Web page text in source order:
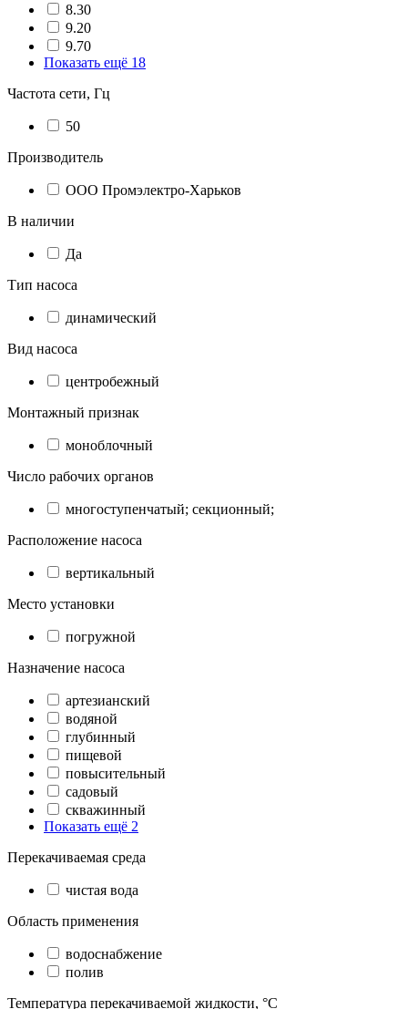
8.30
9.20
9.70
Показать ещё 18
Частота сети, Гц
50
Производитель
ООО Промэлектро-Харьков
В наличии
Да
Тип насоса
динамический
Вид насоса
центробежный
Монтажный признак
моноблочный
Число рабочих органов
многоступенчатый; секционный;
Расположение насоса
вертикальный
Место установки
погружной
Назначение насоса
артезианский
водяной
глубинный
пищевой
повысительный
садовый
скважинный
Показать ещё 2
Перекачиваемая среда
чистая вода
Область применения
водоснабжение
полив
Температура перекачиваемой жидкости, °C